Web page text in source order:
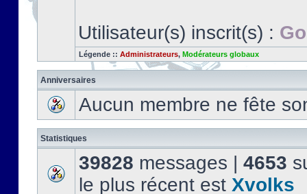
Utilisateur(s) inscrit(s) :
Légende :: Administrateurs, Modérateurs globaux
Anniversaires
Aucun membre ne fête
Statistiques
39828 messages | 4653
le plus récent est Xvolks